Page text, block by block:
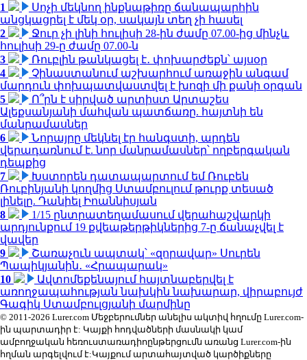
1
Սոչի մեկնող ինքնաթիռը ճանապարհին
անցկացրել է մեկ օր, սակայն տեղ չի հասել
2
Ջուր չի լինի հուլիսի 28-ին ժամը 07.00-ից մինչև
հուլիսի 29-ը ժամը 07.00-ն
3
Ռուբլին թանկացել է․ փոխարժեքն՝ այսօր
4
Չինաստանում աշխարհում առաջին անգամ
մարդուն փոխպատվաստվել է խոզի մի քանի օրգան
5
Ո՞րն է սիրված արտիստ Արտաշես
Ալեքսանյանի մահվան պատճառը. հայտնի են
մանրամասներ
6
Նորայրը մեկնել էր հանգստի, արդեն
վերադառնում է. նոր մանրամասներ՝ ողբերգական
դեպքից
7
Խստորեն դատապարտում եմ Ռուբեն
Ռուբինյանի կողմից Ստամբուլում թուրք տեսած
լինելը. Դանիել Իոաննիսյան
8
1/15 ընտրատեղամասում վերահաշվարկի
արդյունքում 19 քվեաթերթիկներից 7-ը ճանաչվել է
վավեր
9
Շառաչուն ապտակ՝ «զորավար» Սուրեն
Պապիկյանին․ «Հրապարակ»
10
Ավտոմեքենայում հայտնաբերվել է
առողջապահության նախկին նախարար, վիրաբույժ
Գագիկ Ստամբուլցյանի մարմինը
© 2011-2026 Lurer.com Մեջբերումներ անելիս ակտիվ հղումը Lurer.com-
ին պարտադիր է: Կայքի հոդվածների մասնակի կամ
ամբողջական հեռուստառադիոընթերցումն առանց Lurer.com-ին
հղման արգելվում է:Կայքում արտահայտված կարծիքները